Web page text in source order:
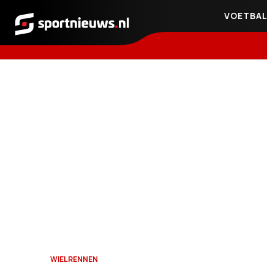
Sportnieuws.nl
VOETBAL
WIELRENNEN